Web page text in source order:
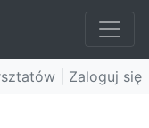
| Zaloguj się